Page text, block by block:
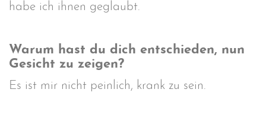
habe ich ihnen geglaubt.
Warum hast du dich entschieden, nun
Gesicht zu zeigen?
Es ist mir nicht peinlich, krank zu sein.